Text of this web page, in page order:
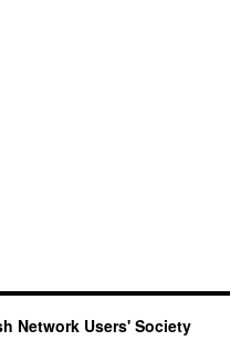
Network Users' Society